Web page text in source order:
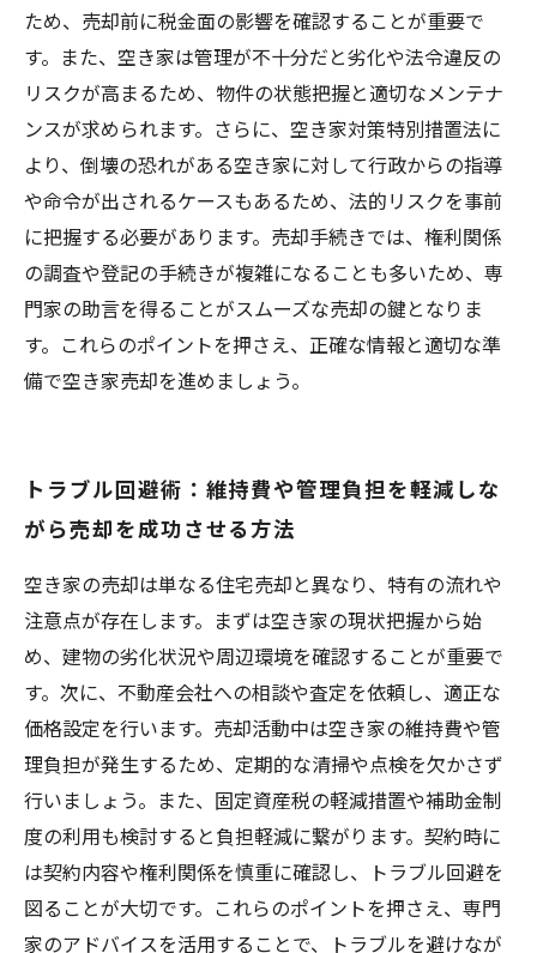
ため、売却前に税金面の影響を確認することが重要で
す。また、空き家は管理が不十分だと劣化や法令違反の
リスクが高まるため、物件の状態把握と適切なメンテナ
ンスが求められます。さらに、空き家対策特別措置法に
より、倒壊の恐れがある空き家に対して行政からの指導
や命令が出されるケースもあるため、法的リスクを事前
に把握する必要があります。売却手続きでは、権利関係
の調査や登記の手続きが複雑になることも多いため、専
門家の助言を得ることがスムーズな売却の鍵となりま
す。これらのポイントを押さえ、正確な情報と適切な準
備で空き家売却を進めましょう。
トラブル回避術：維持費や管理負担を軽減しな
がら売却を成功させる方法
空き家の売却は単なる住宅売却と異なり、特有の流れや
注意点が存在します。まずは空き家の現状把握から始
め、建物の劣化状況や周辺環境を確認することが重要で
す。次に、不動産会社への相談や査定を依頼し、適正な
価格設定を行います。売却活動中は空き家の維持費や管
理負担が発生するため、定期的な清掃や点検を欠かさず
行いましょう。また、固定資産税の軽減措置や補助金制
度の利用も検討すると負担軽減に繋がります。契約時に
は契約内容や権利関係を慎重に確認し、トラブル回避を
図ることが大切です。これらのポイントを押さえ、専門
家のアドバイスを活用することで、トラブルを避けなが